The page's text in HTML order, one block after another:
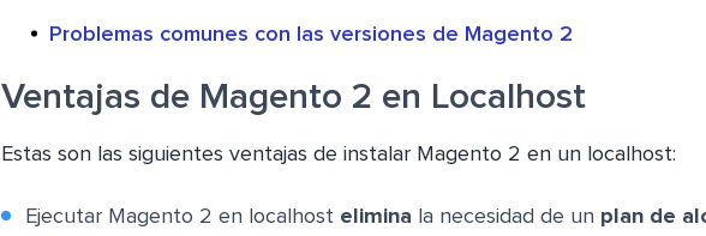
Problemas comunes con las versiones de Magento 2
Ventajas de Magento 2 en Localhost
Estas son las siguientes ventajas de instalar Magento 2 en un localhost:
Ejecutar Magento 2 en localhost elimina la necesidad de un plan de